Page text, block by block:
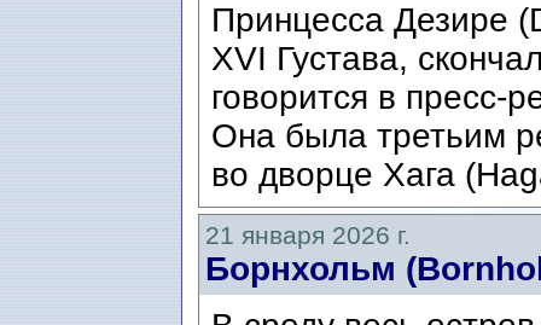
Принцесса Дезире
XVI Густава,
говорится в пресс-
Она была третьим
во дворце Хага
21 января 2026 г.
Борнхольм